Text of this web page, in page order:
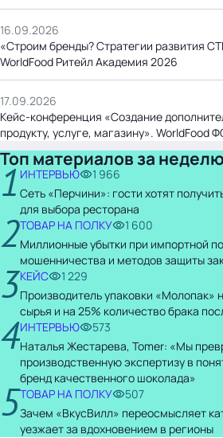
16.09.2026
«Строим бренды? Стратегии развития
WorldFood Ритейл Академия 2026
17.09.2026
Кейс-конференция «Создание
продукту, услуге, магазину». WorldFood
Топ материалов за неделю
1 ИНТЕРВЬЮ
1 966
Сеть «Перчини»: гости хотят
для выбора ресторана
2ТОВАР НА ПОЛКУ
1 600
Миллионные убытки при импортной
мошенничества и методов защиты
3КЕЙС
1 229
Производитель упаковки «Молопак»
сырья и на 25% количество брака
4ИНТЕРВЬЮ
573
Наталья Жестарева, Tomer: «Мы
производственную экспертизу в
бренд качественного шоколада»
5ТОВАР НА ПОЛКУ
507
Зачем «ВкусВилл» переосмысляет
уезжает за вдохновением в регионы